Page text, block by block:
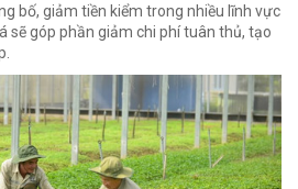
bố, giảm tiền kiểm trong nhiều lĩnh vực
sẽ góp phần giảm chi phí tuân thủ, tạo